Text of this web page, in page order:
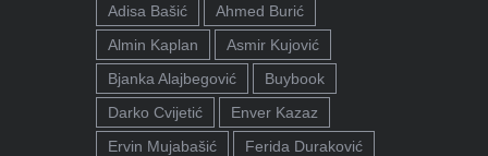
Adisa Bašić
Ahmed Burić
Almin Kaplan
Asmir Kujović
Bjanka Alajbegović
Buybook
Darko Cvijetić
Enver Kazaz
Ervin Mujabašić
Ferida Duraković